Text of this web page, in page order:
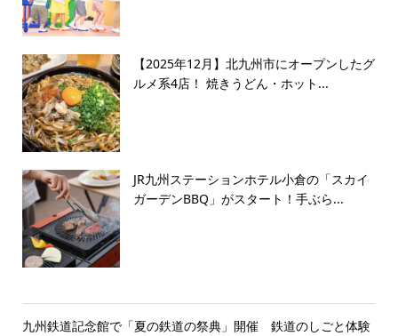
【2025年12月】北九州市にオープンしたグ
ルメ系4店！ 焼きうどん・ホット...
JR九州ステーションホテル小倉の「スカイ
ガーデンBBQ」がスタート！手ぶら...
九州鉄道記念館で「夏の鉄道の祭典」開催 鉄道のしごと体験